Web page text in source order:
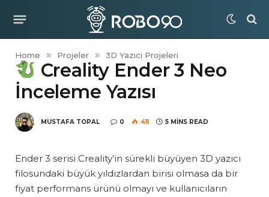
Home » Projeler » 3D Yazıcı Projeleri
Creality Ender 3 Neo
İnceleme Yazısı
MUSTAFA TOPAL 0 411 5 MINS READ
Ender 3 serisi Creality’in sürekli büyüyen 3D yazıcı
filosundaki büyük yıldızlardan birisi olmasa da bir
fiyat performans ürünü olmayı ve kullanıcıların